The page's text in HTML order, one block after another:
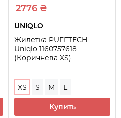
2776 ₴
UNIQLO
Жилетка PUFFTECH
Uniqlo 1160757618
(Коричнева XS)
XS S M L
Купить